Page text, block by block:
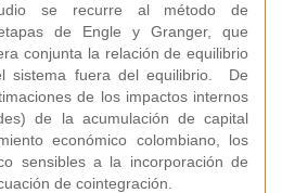
se recurre al método de
de Engle y Granger, que
conjunta la relación de equilibrio
sistema fuera del equilibrio. De
de los impactos internos
de la acumulación de capital
económico colombiano, los
sensibles a la incorporación de
de cointegración.